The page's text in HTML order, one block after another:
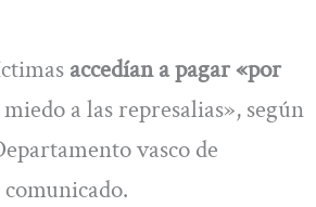
accedían a pagar «por
a las represalias», según
vasco de